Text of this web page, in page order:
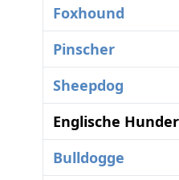
Foxhound
Pinscher
Sheepdog
Englische
Bulldogge